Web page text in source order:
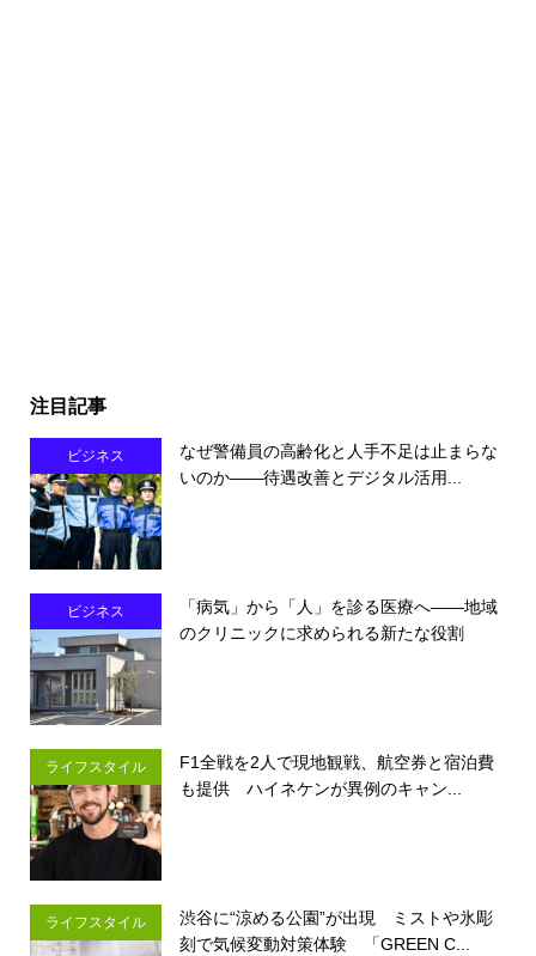
注目記事
ビジネス
なぜ警備員の高齢化と人手不足は止まらな
いのか――待遇改善とデジタル活用...
ビジネス
「病気」から「人」を診る医療へ――地域
のクリニックに求められる新たな役割
ライフスタイル
F1全戦を2人で現地観戦、航空券と宿泊費
も提供 ハイネケンが異例のキャン...
ライフスタイル
渋谷に“涼める公園”が出現 ミストや氷彫
刻で気候変動対策体験 「GREEN C...